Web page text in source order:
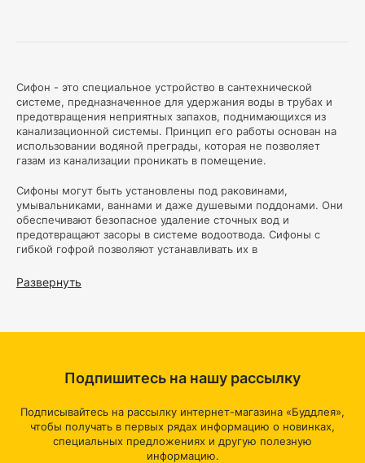
Сифон - это специальное устройство в сантехнической
системе, предназначенное для удержания воды в трубах и
предотвращения неприятных запахов, поднимающихся из
канализационной системы. Принцип его работы основан на
использовании водяной преграды, которая не позволяет
газам из канализации проникать в помещение.
Сифоны могут быть установлены под раковинами,
умывальниками, ваннами и даже душевыми поддонами. Они
обеспечивают безопасное удаление сточных вод и
предотвращают засоры в системе водоотвода. Сифоны с
гибкой гофрой позволяют устанавливать их в
Благодаря водяной преграде в сифоне, газы не могут
Защита от засоров:Сифоны выполняют функцию
сбора мусора и загрязнений, предотвращая их
попадание в канализацию. Это может быть особенно
важно для умывальников и раковин, где часто остаются
Развернуть
Подпишитесь на нашу рассылку
Подписывайтесь на рассылку интернет-магазина «Буддлея»,
чтобы получать в первых рядах информацию о новинках,
специальных предложениях и другую полезную
информацию.